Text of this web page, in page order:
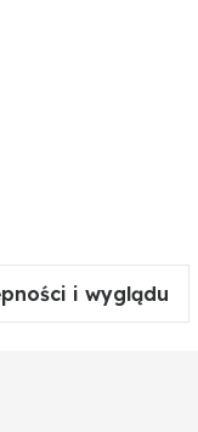
i wyglądu